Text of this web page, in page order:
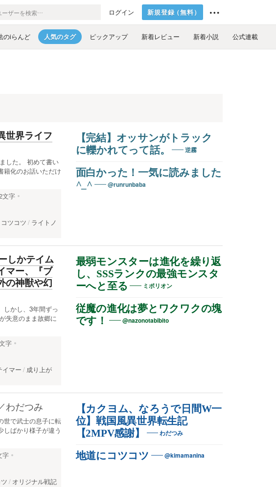
ログイン 新規登録（無料）
のiらんど 人気のタグ ピックアップ 新着レビュー 新着小説 公式連載
【完結】オッサンがトラック
に轢かれてって話。
逆霧
面白かった！一気に読みました
^_^
@runrunbaba
世界ライフ
した。 初めて書い
籍化のお話いただけ
文字
コツコツ
ライトノ
最弱モンスターは進化を繰り返
し、SSSランクの最強モンスタ
ーへと至る
ミポリオン
従魔の進化は夢とワクワクの塊
です！
@nazonotabibito
しかテイム
マー、『ブ
の神獣や幻
かし、3年間ずっ
失意のまま故郷に
字
イマー
成り上が
【カクヨム、なろうで日間W一
位】戦国風異世界転生記
【2MPV感謝】
わだつみ
地道にコツコツ @kimamanina
わだつみ
世で武士の息子に転
しばかり様子が違う
字
オリジナル戦記